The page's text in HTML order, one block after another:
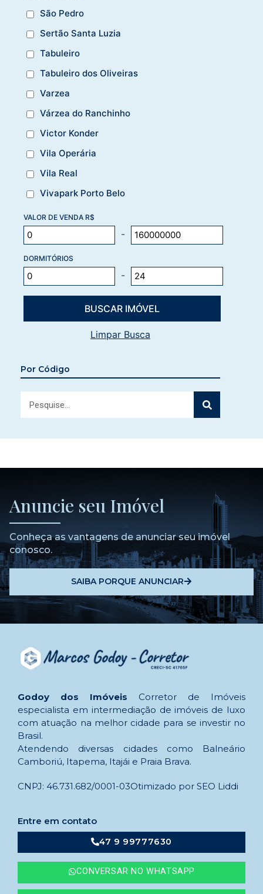
São Pedro
Sertão Santa Luzia
Tabuleiro
Tabuleiro dos Oliveiras
Varzea
Várzea do Ranchinho
Victor Konder
Vila Operária
Vila Real
Vivapark Porto Belo
VALOR DE VENDA R$
-
DORMITÓRIOS
-
Limpar Busca
Por Código
Anuncie seu Imóvel
Conheça as vantagens de anunciar seu imóvel
conosco.
SAIBA PORQUE ANUNCIAR
Godoy dos Imóveis Corretor de Imóveis
especialista em intermediação de imóveis de luxo
com atuação na melhor cidade para se investir no
Brasil.
Atendendo diversas cidades como Balneário
Camboriú, Itapema, Itajái e Praia Brava.
CNPJ: 46.731.682/0001-03Otimizado por SEO Liddi
Entre em contato
47 9 99777630
CONVERSAR NO WHATSAPP